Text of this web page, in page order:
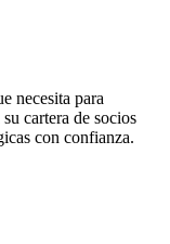
necesita para
cartera de socios
con confianza.